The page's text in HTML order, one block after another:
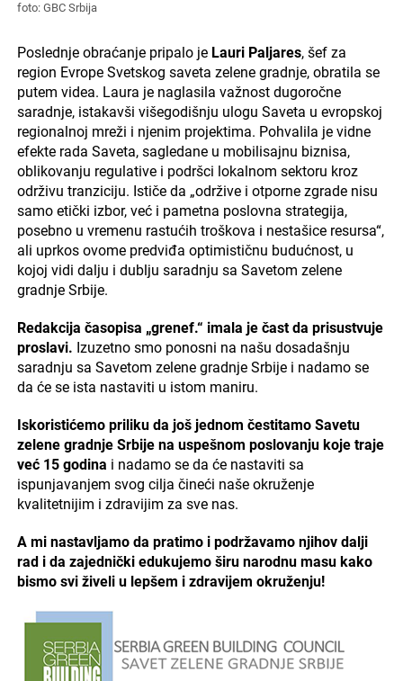
foto: GBC Srbija
Poslednje obraćanje pripalo je Lauri Paljares, šef za
region Evrope Svetskog saveta zelene gradnje, obratila se
putem videa. Laura je naglasila važnost dugoročne
saradnje, istakavši višegodišnju ulogu Saveta u evropskoj
regionalnoj mreži i njenim projektima. Pohvalila je vidne
efekte rada Saveta, sagledane u mobilisajnu biznisa,
oblikovanju regulative i podršci lokalnom sektoru kroz
održivu tranziciju. Ističe da „održive i otporne zgrade nisu
samo etički izbor, već i pametna poslovna strategija,
posebno u vremenu rastućih troškova i nestašice resursa“,
ali uprkos ovome predviđa optimističnu budućnost, u
kojoj vidi dalju i dublju saradnju sa Savetom zelene
gradnje Srbije.
Redakcija časopisa „grenef.“ imala je čast da prisustvuje
proslavi. Izuzetno smo ponosni na našu dosadašnju
saradnju sa Savetom zelene gradnje Srbije i nadamo se
da će se ista nastaviti u istom maniru.
Iskoristićemo priliku da još jednom čestitamo Savetu
zelene gradnje Srbije na uspešnom poslovanju koje traje
već 15 godina i nadamo se da će nastaviti sa
ispunjavanjem svog cilja čineći naše okruženje
kvalitetnijim i zdravijim za sve nas.
A mi nastavljamo da pratimo i podržavamo njihov dalji
rad i da zajednički edukujemo širu narodnu masu kako
bismo svi živeli u lepšem i zdravijem okruženju!